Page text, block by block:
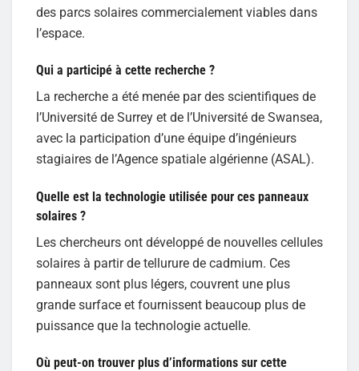
des parcs solaires commercialement viables dans
l’espace.
Qui a participé à cette recherche ?
La recherche a été menée par des scientifiques de
l’Université de Surrey et de l’Université de Swansea,
avec la participation d’une équipe d’ingénieurs
stagiaires de l’Agence spatiale algérienne (ASAL).
Quelle est la technologie utilisée pour ces panneaux
solaires ?
Les chercheurs ont développé de nouvelles cellules
solaires à partir de tellurure de cadmium. Ces
panneaux sont plus légers, couvrent une plus
grande surface et fournissent beaucoup plus de
puissance que la technologie actuelle.
Où peut-on trouver plus d’informations sur cette